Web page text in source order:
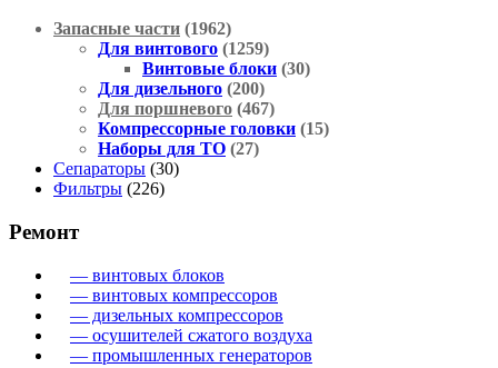
Запасные части (1962)
Для винтового (1259)
Винтовые блоки (30)
Для дизельного (200)
Для поршневого (467)
Компрессорные головки (15)
Наборы для ТО (27)
Сепараторы (30)
Фильтры (226)
Ремонт
— винтовых блоков
— винтовых компрессоров
— дизельных компрессоров
— осушителей сжатого воздуха
— промышленных генераторов